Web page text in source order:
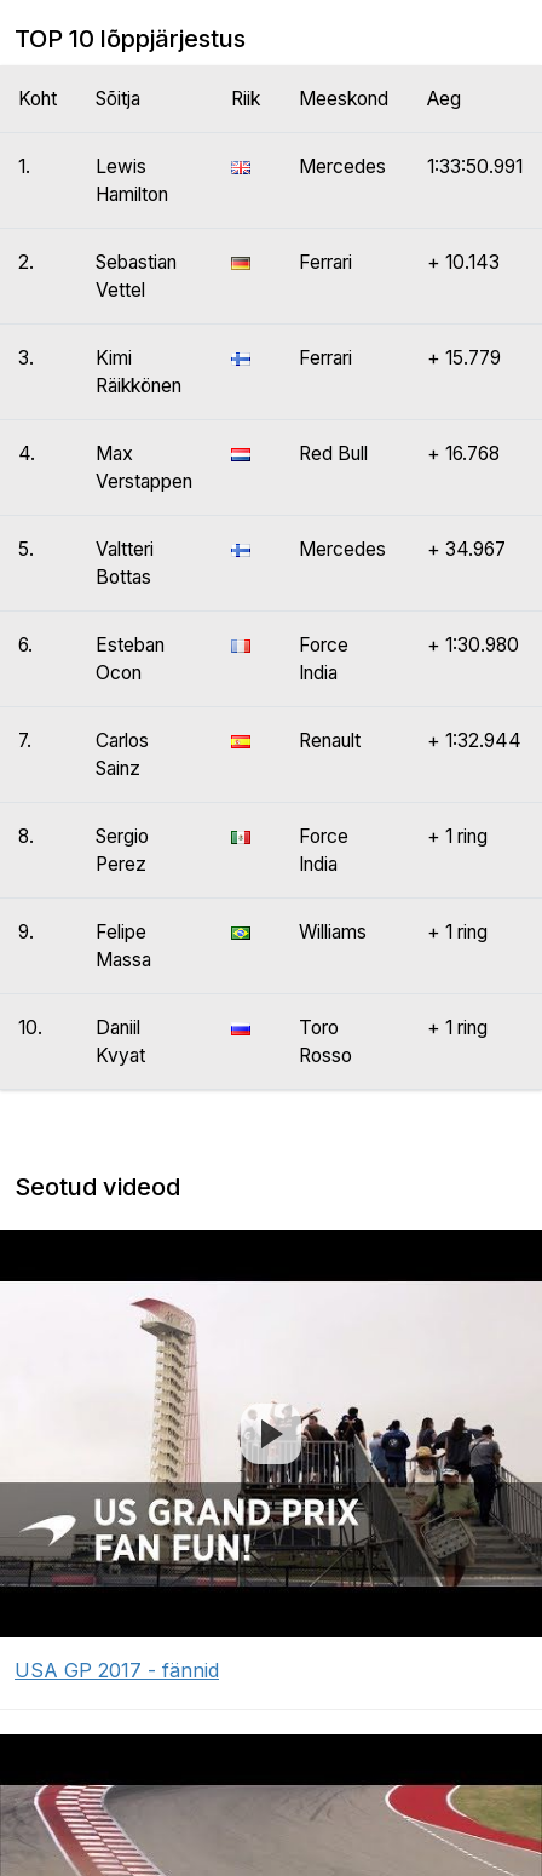
TOP 10 lõppjärjestus
Koht Sõitja Riik Meeskond Aeg
1.
Lewis
Hamilton
Mercedes 1:33:50.991
2.
Sebastian
Vettel
Ferrari + 10.143
3.
Kimi
Räikkönen
Ferrari + 15.779
4.
Max
Verstappen
Red Bull + 16.768
5.
Valtteri
Bottas
Mercedes + 34.967
6.
Esteban
Ocon
Force
India
+ 1:30.980
7.
Carlos
Sainz
Renault + 1:32.944
8.
Sergio
Perez
Force
India
+ 1 ring
9.
Felipe
Massa
Williams + 1 ring
10.
Daniil
Kvyat
Toro
Rosso
+ 1 ring
Seotud videod
USA GP 2017 - fännid